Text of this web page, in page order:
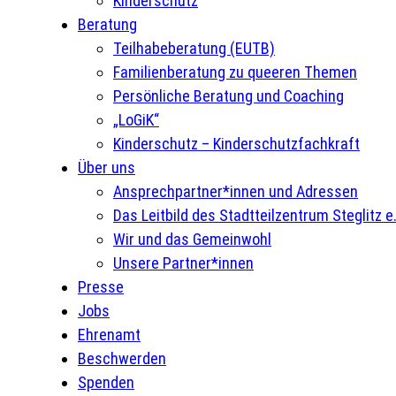
Beratung
Teilhabeberatung (EUTB)
Familienberatung zu queeren Themen
Persönliche Beratung und Coaching
„LoGiK“
Kinderschutz – Kinderschutzfachkraft
Über uns
Ansprechpartner*innen und Adressen
Das Leitbild des Stadtteilzentrum Steglitz
Wir und das Gemeinwohl
Unsere Partner*innen
Presse
Jobs
Ehrenamt
Beschwerden
Spenden